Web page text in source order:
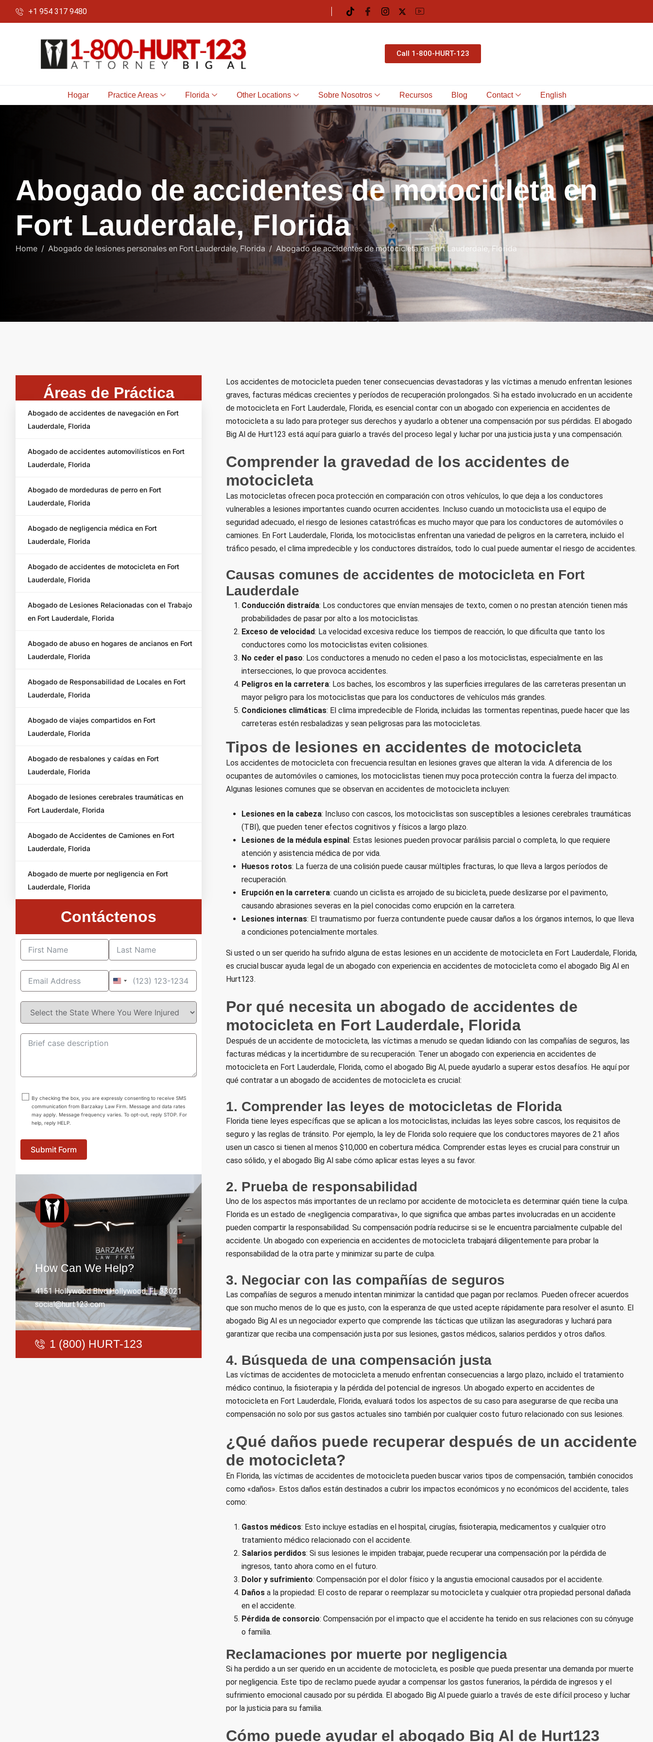
+1 954 317 9480
Call 1-800-HURT-123
Hogar Practice Areas Florida Other Locations Sobre Nosotros Recursos Blog Contact English
Abogado de accidentes de motocicleta en
Fort Lauderdale, Florida
Home Abogado de lesiones personales en Fort Lauderdale, Florida Abogado de accidentes de motocicleta en Fort Lauderdale, Florida
Áreas de Práctica
Abogado de accidentes de navegación en Fort
Lauderdale, Florida
Abogado de accidentes automovilísticos en Fort
Lauderdale, Florida
Abogado de mordeduras de perro en Fort
Lauderdale, Florida
Abogado de negligencia médica en Fort
Lauderdale, Florida
Abogado de accidentes de motocicleta en Fort
Lauderdale, Florida
Abogado de Lesiones Relacionadas con el Trabajo
en Fort Lauderdale, Florida
Abogado de abuso en hogares de ancianos en Fort
Lauderdale, Florida
Abogado de Responsabilidad de Locales en Fort
Lauderdale, Florida
Abogado de viajes compartidos en Fort
Lauderdale, Florida
Abogado de resbalones y caídas en Fort
Lauderdale, Florida
Abogado de lesiones cerebrales traumáticas en
Fort Lauderdale, Florida
Abogado de Accidentes de Camiones en Fort
Lauderdale, Florida
Abogado de muerte por negligencia en Fort
Lauderdale, Florida
Contáctenos
United
+1
By checking the box, you are expressly consenting to receive SMS
communication from Barzakay Law Firm. Message and data rates
may apply. Message frequency varies. To opt-out, reply STOP. For
help, reply HELP.
Submit Form
How Can We Help?
4151 Hollywood Blvd.Hollywood, FL 33021
social@hurt123.com
1 (800) HURT-123
Los accidentes de motocicleta pueden tener consecuencias devastadoras y las víctimas a menudo enfrentan lesiones
graves, facturas médicas crecientes y períodos de recuperación prolongados. Si ha estado involucrado en un accidente
de motocicleta en Fort Lauderdale, Florida, es esencial contar con un abogado con experiencia enaccidentes de
motocicleta a su lado para proteger sus derechos y ayudarlo a obtener una compensación por sus pérdidas. El abogado
Big Al de Hurt123 está aquí para guiarlo a través del proceso legal y luchar por una justicia justa y una compensación.
Comprender la gravedad de los accidentes de
motocicleta
Las motocicletas ofrecen poca protección en comparación con otros vehículos, lo que deja a los conductores
vulnerables a lesiones importantes cuando ocurren accidentes. Incluso cuando un motociclista usa el equipo de
seguridad adecuado, el riesgo de lesiones catastróficas es mucho mayor que para los conductores de automóviles o
camiones. En Fort Lauderdale, Florida, los motociclistas enfrentan una variedad de peligros en la carretera, incluido el
tráfico pesado, el clima impredecible y los conductores distraídos, todo lo cual puede aumentar el riesgo de accidentes.
Causas comunes de accidentes de motocicleta en Fort
Lauderdale
Conducción distraída: Los conductores que envían mensajes de texto, comen o no prestan atención tienen más
probabilidades de pasar por alto a los motociclistas.
Exceso de velocidad: La velocidad excesiva reduce los tiempos de reacción, lo que dificulta que tanto los
conductores como los motociclistas eviten colisiones.
No ceder el paso: Los conductores a menudo no ceden el paso a los motociclistas, especialmente en las
intersecciones, lo que provoca accidentes.
Peligros en la carretera: Los baches, los escombros y las superficies irregulares de las carreteras presentan un
mayor peligro para los motociclistas que para los conductores de vehículos más grandes.
Condiciones climáticas: El clima impredecible de Florida, incluidas las tormentas repentinas, puede hacer que las
carreteras estén resbaladizas y sean peligrosas para las motocicletas.
Tipos de lesiones en accidentes de motocicleta
Los accidentes de motocicleta con frecuencia resultan en lesiones graves que alteran la vida. A diferencia de los
ocupantes de automóviles o camiones, los motociclistas tienen muy poca protección contra la fuerza del impacto.
Algunas lesiones comunes que se observan en accidentes de motocicleta incluyen:
Lesiones en la cabeza: Incluso con cascos, los motociclistas son susceptibles a lesiones cerebrales traumáticas
(TBI), que pueden tener efectos cognitivos y físicos a largo plazo.
Lesiones de la médula espinal: Estas lesiones pueden provocar parálisis parcial o completa, lo que requiere
atención y asistencia médica de por vida.
Huesos rotos: La fuerza de una colisión puede causar múltiples fracturas, lo que lleva a largos períodos de
recuperación.
Erupción en la carretera: cuando un ciclista es arrojado de su bicicleta, puede deslizarse por el pavimento,
causando abrasiones severas en la piel conocidas como erupción en la carretera.
Lesiones internas: El traumatismo por fuerza contundente puede causar daños a los órganos internos, lo que lleva
a condiciones potencialmente mortales.
Si usted o un ser querido ha sufrido alguna de estas lesiones en un accidente de motocicleta en Fort Lauderdale, Florida,
es crucial buscar ayuda legal de un abogado con experiencia en accidentes de motocicleta como el abogado Big Al en
Hurt123.
Por qué necesita un abogado de accidentes de
motocicleta en Fort Lauderdale, Florida
Después de un accidente de motocicleta, las víctimas a menudo se quedan lidiando con las compañías de seguros, las
facturas médicas y la incertidumbre de su recuperación. Tener un abogado con experiencia en accidentes de
motocicleta en Fort Lauderdale, Florida, como el abogado Big Al, puede ayudarlo a superar estos desafíos. He aquí por
qué contratar a un abogado de accidentes de motocicleta es crucial:
1. Comprender las leyes de motocicletas de Florida
Florida tiene leyes específicas que se aplican a los motociclistas, incluidas las leyes sobre cascos, los requisitos de
seguro y las reglas de tránsito. Por ejemplo, la ley de Florida solo requiere que los conductores mayores de 21 años
usen un casco si tienen al menos $10,000 en cobertura médica. Comprender estas leyes es crucial para construir un
caso sólido, y el abogado Big Al sabe cómo aplicar estas leyes a su favor.
2. Prueba de responsabilidad
Uno de los aspectos más importantes de un reclamo por accidente de motocicleta es determinar quién tiene la culpa.
Florida es un estado de «negligencia comparativa», lo que significa que ambas partes involucradas en un accidente
pueden compartir la responsabilidad. Su compensación podría reducirse si se le encuentra parcialmente culpable del
accidente. Un abogado con experiencia en accidentes de motocicleta trabajará diligentemente para probar la
responsabilidad de la otra parte y minimizar su parte de culpa.
3. Negociar con las compañías de seguros
Las compañías de seguros a menudo intentan minimizar la cantidad que pagan por reclamos. Pueden ofrecer acuerdos
que son mucho menos de lo que es justo, con la esperanza de que usted acepte rápidamente para resolver el asunto. El
abogado Big Al es un negociador experto que comprende las tácticas que utilizan las aseguradoras y luchará para
garantizar que reciba una compensación justa por sus lesiones, gastos médicos, salarios perdidos y otros daños.
4. Búsqueda de una compensación justa
Las víctimas de accidentes de motocicleta a menudo enfrentan consecuencias a largo plazo, incluido el tratamiento
médico continuo, la fisioterapia y la pérdida del potencial de ingresos. Un abogado experto en accidentes de
motocicleta en Fort Lauderdale, Florida, evaluará todos los aspectos de su caso para asegurarse de que reciba una
compensación no solo por sus gastos actuales sino también por cualquier costo futuro relacionado con sus lesiones.
¿Qué daños puede recuperar después de un accidente
de motocicleta?
En Florida, las víctimas de accidentes de motocicleta pueden buscar varios tipos de compensación, también conocidos
como «daños». Estos daños están destinados a cubrir los impactos económicos y no económicos del accidente, tales
como:
Gastos médicos: Esto incluye estadías en el hospital, cirugías, fisioterapia, medicamentos y cualquier otro
tratamiento médico relacionado con el accidente.
Salarios perdidos: Si sus lesiones le impiden trabajar, puede recuperar una compensación por la pérdida de
ingresos, tanto ahora como en el futuro.
Dolor y sufrimiento: Compensación por el dolor físico y la angustia emocional causados por el accidente.
Daños a la propiedad: El costo de reparar o reemplazar su motocicleta y cualquier otra propiedad personal dañada
en el accidente.
Pérdida de consorcio: Compensación por el impacto que el accidente ha tenido en sus relaciones con su cónyuge
o familia.
Reclamaciones por muerte por negligencia
Si ha perdido a un ser querido en un accidente de motocicleta, es posible que pueda presentar una demanda por muerte
por negligencia. Este tipo de reclamo puede ayudar a compensar los gastos funerarios, la pérdida de ingresos y el
sufrimiento emocional causado por su pérdida. El abogado Big Al puede guiarlo a través de este difícil proceso y luchar
por la justicia para su familia.
Cómo puede ayudar el abogado Big Al de Hurt123